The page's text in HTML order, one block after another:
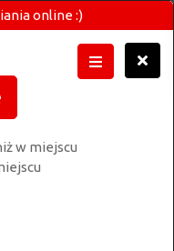
online :)
w miejscu